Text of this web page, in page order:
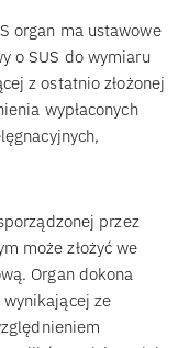
organ ma ustawowe
o SUS do wymiaru
z ostatnio złożonej
wypłaconych
przez
może złożyć we
Organ dokona
ze